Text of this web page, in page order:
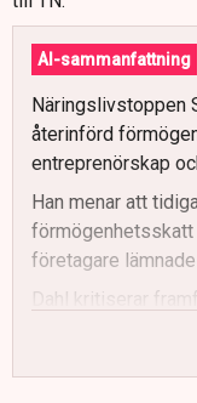
AI-sammanfattning
Näringslivstoppen
återinförd
entreprenörskap
Han menar att
företagare
Dahl kritiserar
Miljöpartiets